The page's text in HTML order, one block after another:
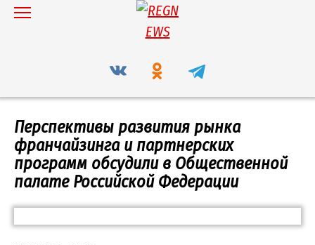
Перейти
Перспективы развития рынка
франчайзинга и партнерских
программ обсудили в Общественной
палате Российской Федерации